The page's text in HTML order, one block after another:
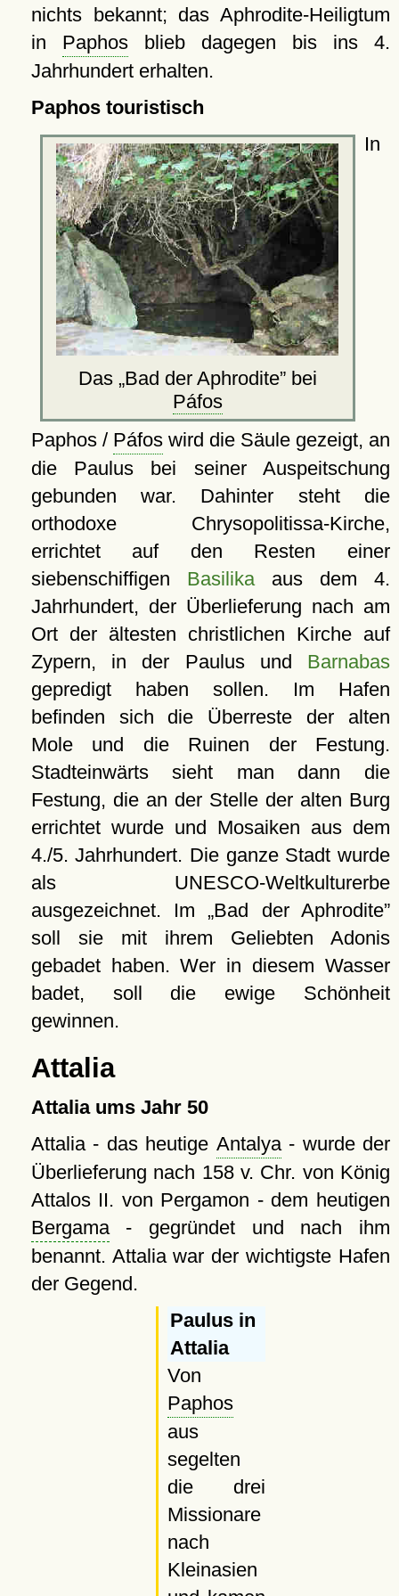
nichts bekannt; das Aphrodite-Heiligtum
in Paphosblieb dagegen bis ins 4.
Jahrhundert erhalten.
Paphos touristisch
Das Bad der Aphrodite bei
Páfos
In
Paphos / Páfoswird die Säule gezeigt, an
die Paulus bei seiner Auspeitschung
gebunden war. Dahinter steht die
orthodoxe Chrysopolitissa-Kirche,
errichtet auf den Resten einer
siebenschiffigen Basilikaaus dem 4.
Jahrhundert, der Überlieferung nach am
Ort der ältesten christlichen Kirche auf
Zypern, in der Paulus und Barnabas
gepredigt haben sollen. Im Hafen
befinden sich die Überreste der alten
Mole und die Ruinen der Festung.
Stadteinwärts sieht man dann die
Festung, die an der Stelle der alten Burg
errichtet wurde und Mosaiken aus dem
4./5. Jahrhundert. Die ganze Stadt wurde
als UNESCO-Weltkulturerbe
ausgezeichnet. Im Bad der Aphrodite
soll sie mit ihrem Geliebten Adonis
gebadet haben. Wer in diesem Wasser
badet, soll die ewige Schönheit
gewinnen.
Attalia
Attalia ums Jahr 50
Attalia - das heutige Antalya- wurde der
Überlieferung nach 158 v. Chr. von König
Attalos II. von Pergamon - dem heutigen
Bergama- gegründet und nach ihm
benannt. Attalia war der wichtigste Hafen
der Gegend.
Paulus in
Attalia
Von
Paphos
aus
segelten
die drei
Missionare
nach
Kleinasien